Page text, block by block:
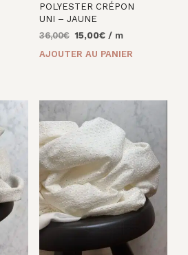
POLYESTER CRÉPON
UNI – JAUNE
36,00€ Le
15,00€Le/ m
AJOUTER AU PANIER